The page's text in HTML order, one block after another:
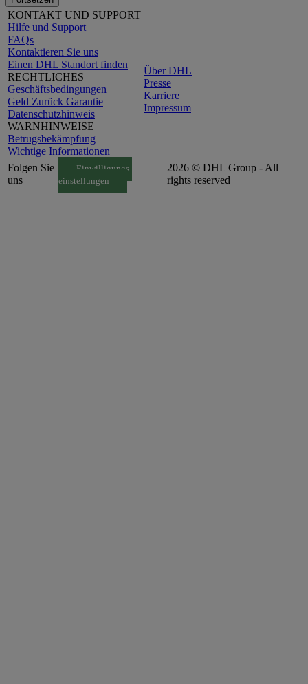
KONTAKT UND SUPPORT
Hilfe und Support
FAQs
Kontaktieren Sie uns
Einen DHL Standort finden
RECHTLICHES
Geschäftsbedingungen
Geld Zurück Garantie
Datenschutzhinweis
WARNHINWEISE
Betrugsbekämpfung
Wichtige Informationen
Über DHL
Presse
Karriere
Impressum
Folgen Sie
uns
Einwilligungs-
einstellungen
2026 © DHL Group - All
rights reserved